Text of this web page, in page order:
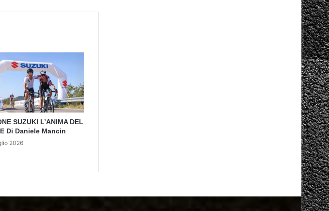
SUZUKI L’ANIMA DEL
Di Daniele Mancin
2026